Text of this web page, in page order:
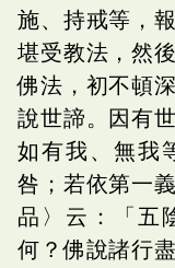
施、持戒等，
堪受教法，然
佛法，初不頓
說世諦。因有
如有我、無我
咎；若依第一
品〉云：「五
何？佛說諸行